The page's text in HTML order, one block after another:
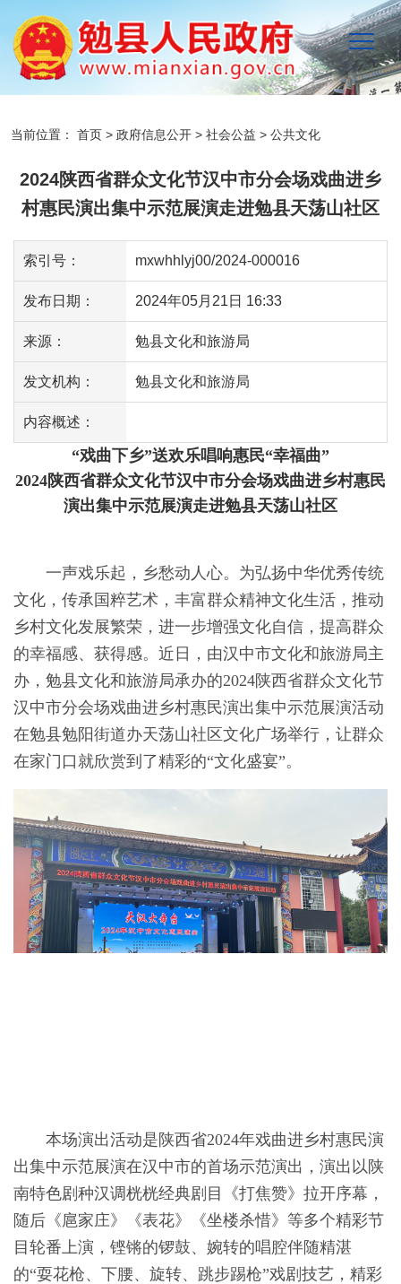
当前位置： 首页 > 政府信息公开 > 社会公益 > 公共文化
2024陕西省群众文化节汉中市分会场戏曲进乡
村惠民演出集中示范展演走进勉县天荡山社区
索引号： mxwhhlyj00/2024-000016
发布日期： 2024年05月21日 16:33
来源： 勉县文化和旅游局
发文机构： 勉县文化和旅游局
内容概述：
“戏曲下乡”送欢乐唱响惠民“幸福曲”
2024陕西省群众文化节汉中市分会场戏曲进乡村惠民
演出集中示范展演走进勉县天荡山社区
一声戏乐起，乡愁动人心。为弘扬中华优秀传统
文化，传承国粹艺术，丰富群众精神文化生活，推动
乡村文化发展繁荣，进一步增强文化自信，提高群众
的幸福感、获得感。 近日 ，由汉中市文化和旅游局主
办， 勉县文化和旅游局承办的2024陕西省群众文化节
汉中市分会场戏曲进乡村惠民演出集中示范展演活动
在勉县勉阳街道办天荡山社区文化广场举行 ，让群众
在家门口就欣赏到了精彩的“文化盛宴”。
本场演出活动是陕西省2024年戏曲进乡村惠民演
出集中示范展演在汉中市的首场示范演出， 演出 以陕
南特色剧种汉调桄桄经典剧目《打焦赞》 拉开序幕，
随后《扈家庄》《表花》《坐楼杀惜》 等多个精彩节
目轮番上演 ， 铿锵的锣鼓、 婉转的唱腔伴随精湛
的“耍花枪、下腰、旋转、跳步踢枪”戏剧技艺， 精彩